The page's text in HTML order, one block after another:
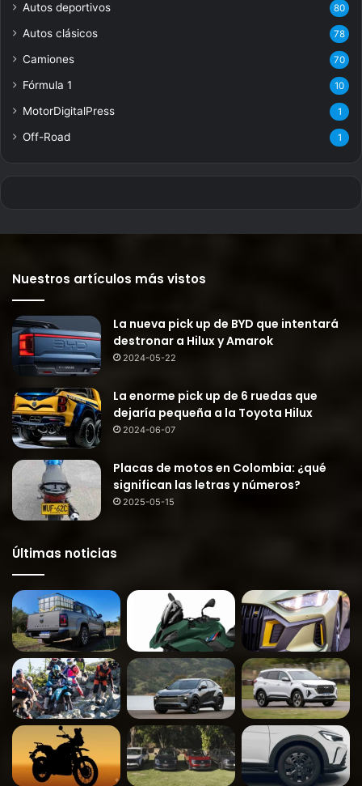
Autos deportivos 80
Autos clásicos 78
Camiones 70
Fórmula 1 10
MotorDigitalPress 1
Off-Road 1
Nuestros artículos más vistos
La nueva pick up de BYD que intentará
destronar a Hilux y Amarok
2024-05-22
La enorme pick up de 6 ruedas que
dejaría pequeña a la Toyota Hilux
2024-06-07
Placas de motos en Colombia: ¿qué
significan las letras y números?
2025-05-15
Últimas noticias